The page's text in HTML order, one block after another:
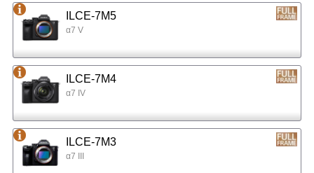
ILCE-7M5
α7 V
ILCE-7M4
α7 IV
ILCE-7M3
α7 III